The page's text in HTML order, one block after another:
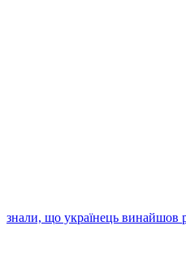
знали, що українець